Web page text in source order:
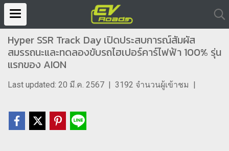
Hyper SSR Track Day เปิดประสบการณ์สัมผัส
สมรรถนะและทดลองขับรถไฮเปอร์คาร์ไฟฟ้า 100% รุ่น
แรกของ AION
Last updated: 20 มี.ค. 2567 | 3192 จำนวนผู้เข้าชม |